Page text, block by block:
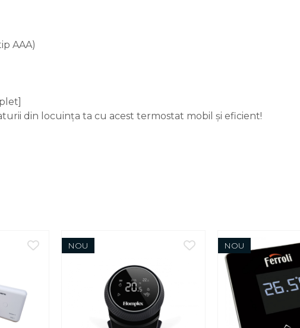
AAA)
din locuința ta cu acest termostat mobil și eficient!
NOU NOU